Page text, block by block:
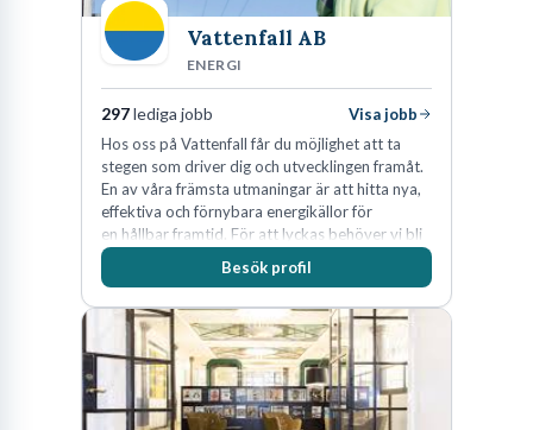
Vattenfall AB
ENERGI
297lediga jobb
Visa jobb
Hos oss på Vattenfall får du möjlighet att ta
stegen som driver dig och utvecklingen framåt.
En av våra främsta utmaningar är att hitta nya,
effektiva och förnybara energikällor för
en hållbar framtid. För att lyckas behöver vi bli
fler medarbetare som vill göra skillnad.
Besök profil